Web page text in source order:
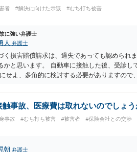
用できる弁護士費用特約が付帯しているか な
る場合には、叔母様ご本人の依頼意思等を確
とのことですので、そのあたりのご事情も踏
れます。
者 #解決に向けた示談 #むち打ち被害
に強い弁護士
人 弁護士
く損害賠償請求は、過失であっても認められ
かと思います。 自動車に接触した後、受診
せよ、多角的に検討する必要がありますので
事故、医療費は取れないのでしょう
事故 #むち打ち被害 #被害者 #保険会社との交渉
朝 弁護士